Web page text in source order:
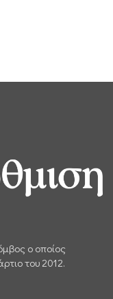
ο οποίος
του 2012.